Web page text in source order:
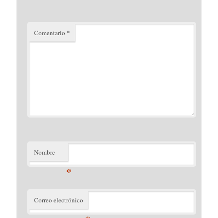
Comentario *
Nombre
*
Correo electrónico